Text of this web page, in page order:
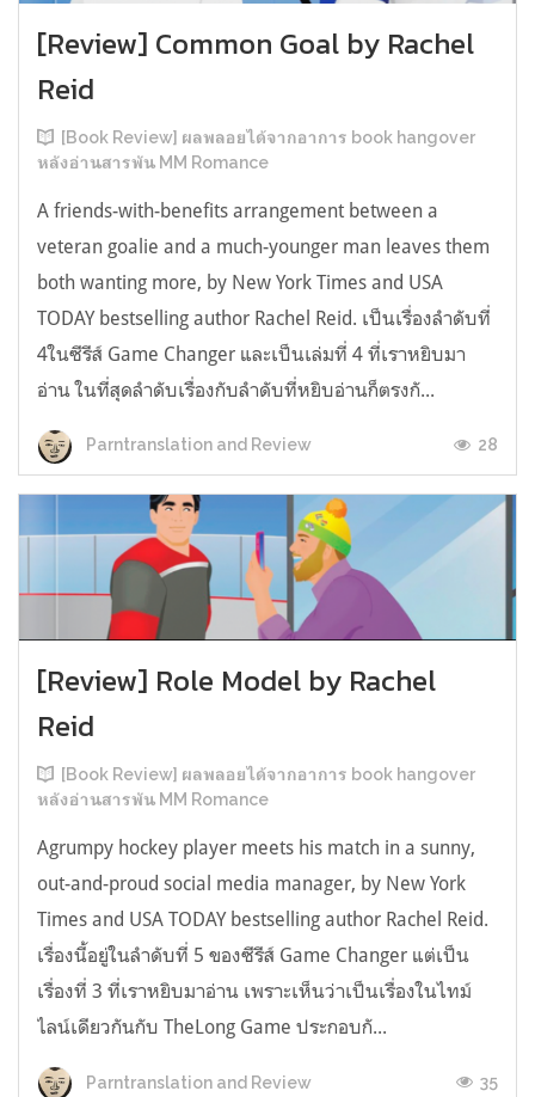
[Review] Common Goal by Rachel
Reid
[Book Review] ผลพลอยได้จากอาการ book hangover
หลังอ่านสารพัน MM Romance
A friends-with-benefits arrangement between a
veteran goalie and a much-younger man leaves them
both wanting more, by New York Times and USA
TODAY bestselling author Rachel Reid. เป็นเรื่องลำดับที่
4ในซีรีส์ Game Changer และเป็นเล่มที่ 4 ที่เราหยิบมา
อ่าน ในที่สุดลำดับเรื่องกับลำดับที่หยิบอ่านก็ตรงกั...
Parntranslation and Review 28
[Review] Role Model by Rachel
Reid
[Book Review] ผลพลอยได้จากอาการ book hangover
หลังอ่านสารพัน MM Romance
Agrumpy hockey player meets his match in a sunny,
out-and-proud social media manager, by New York
Times and USA TODAY bestselling author Rachel Reid.
เรื่องนี้อยู่ในลำดับที่ 5 ของซีรีส์ Game Changer แต่เป็น
เรื่องที่ 3 ที่เราหยิบมาอ่าน เพราะเห็นว่าเป็นเรื่องในไทม์
ไลน์เดียวกันกับ TheLong Game ประกอบกั...
Parntranslation and Review 35